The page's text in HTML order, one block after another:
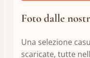
Foto dalle
Una selezione
scaricate, tutte